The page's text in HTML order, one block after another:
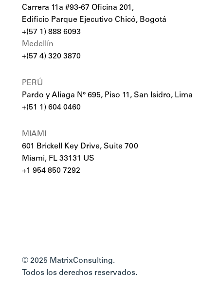
Carrera 11a #93-67 Oficina 201,
Edificio Parque Ejecutivo Chicó, Bogotá
+(57 1) 888 6093
Medellín
+(57 4) 320 3870
PERÚ
Pardo y Aliaga N° 695, Piso 11, San Isidro, Lima
+(51 1) 604 0460
MIAMI
601 Brickell Key Drive, Suite 700
Miami, FL 33131 US
+1 954 850 7292
© 2025 MatrixConsulting.
Todos los derechos reservados.